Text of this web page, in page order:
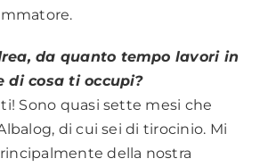
da quanto tempo lavori in
di cosa ti occupi?
Sono quasi sette mesi che
di cui sei di tirocinio. Mi
della nostra